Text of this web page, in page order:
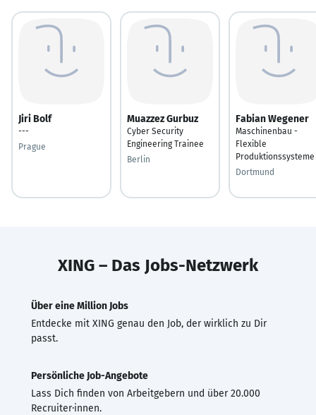
Jiri Bolf
---
Prague
Muazzez Gurbuz
Cyber Security
Engineering Trainee
Berlin
Fabian Wegener
Maschinenbau -
Flexible
Produktionssysteme
Dortmund
XING – Das Jobs-Netzwerk
Über eine Million Jobs
Entdecke mit XING genau den Job, der wirklich zu Dir
passt.
Persönliche Job-Angebote
Lass Dich finden von Arbeitgebern und über 20.000
Recruiter·innen.